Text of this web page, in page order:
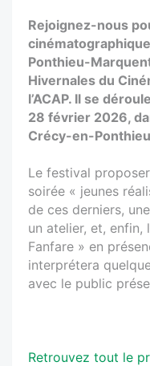
Rejoignez-nous
Ponthieu-
Hivernales du
l’ACAP. Il se
28 février 2026,
Crécy-en-
Le festival
soirée « jeunes
de ces derniers,
un atelier, et, enfin,
Fanfare » en
interprétera
avec le public
Retrouvez tout le